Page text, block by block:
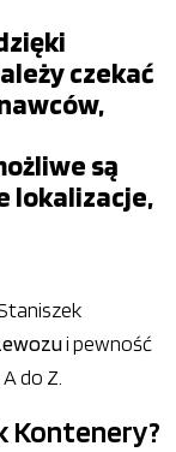
czekać
są
lokalizacje,
i pewność
do Z.
Kontenery?